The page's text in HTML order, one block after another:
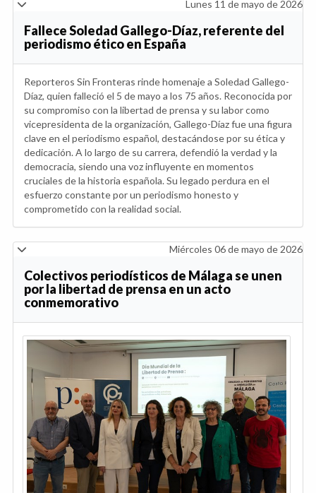
Lunes 11 de mayo de 2026
Fallece Soledad Gallego-Díaz, referente del
periodismo ético en España
Reporteros Sin Fronteras rinde homenaje a Soledad Gallego-
Díaz, quien falleció el 5 de mayo a los 75 años. Reconocida por
su compromiso con la libertad de prensa y su labor como
vicepresidenta de la organización, Gallego-Díaz fue una figura
clave en el periodismo español, destacándose por su ética y
dedicación. A lo largo de su carrera, defendió la verdad y la
democracia, siendo una voz influyente en momentos
cruciales de la historia española. Su legado perdura en el
esfuerzo constante por un periodismo honesto y
comprometido con la realidad social.
Miércoles 06 de mayo de 2026
Colectivos periodísticos de Málaga se unen
por la libertad de prensa en un acto
conmemorativo